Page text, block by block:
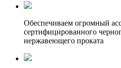
Обеспечиваем огромный
сертифицированного
нержавеющего проката